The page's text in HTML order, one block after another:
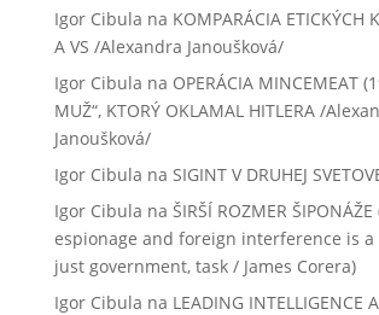
Igor Cibula na KOMPARÁCIA ETICKÝCH
A VS /Alexandra Janoušková/
Igor Cibula na OPERÁCIA MINCEMEAT
MUŽ“, KTORÝ OKLAMAL HITLERA /
Janoušková/
Igor Cibula na SIGINT V DRUHEJ
Igor Cibula na ŠIRŠÍ ROZMER
espionage and foreign interference is
just government, task / James Corera)
Igor Cibula na LEADING INTELLIGENCE